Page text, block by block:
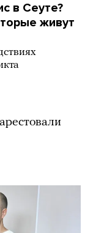
в Сеуте?
живут